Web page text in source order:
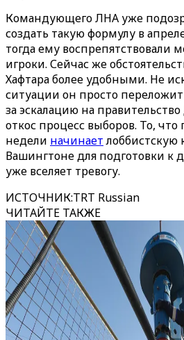
Командующего ЛНА уже
создать такую формулу в
тогда ему воспрепятствовали
игроки. Сейчас же
Хафтара более удобными. Не
ситуации он просто
за эскалацию на
откос процесс выборов. То, что
недели начинает
Вашингтоне для подготовки к
уже вселяет тревогу.
ИСТОЧНИК:TRT Russian
ЧИТАЙТЕ ТАКЖЕ